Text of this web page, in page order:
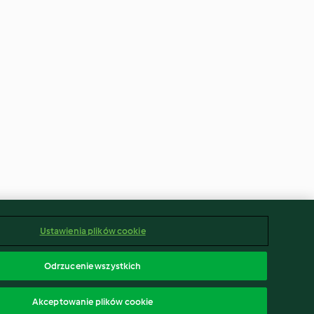
Ustawienia plików cookie
Odrzucenie wszystkich
Akceptowanie plików cookie